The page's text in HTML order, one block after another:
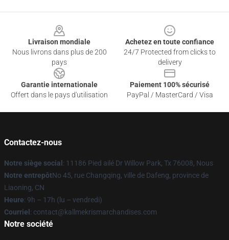
Livraison mondiale
Nous livrons dans plus de 200
pays
Achetez en toute confiance
24/7 Protected from clicks to
delivery
Garantie internationale
Offert dans le pays d'utilisation
Paiement 100% sécurisé
PayPal / MasterCard / Visa
Contactez-nous
Notre siège social : 11186 Pied ailé Dr Willow Park, Tx 76008, Nous
Notre entrepôtNo 45, rue Changqing, ville de Dafeng, province de
Liaoning, CN
Heure: 9h – 17h (lu – vendredi)
Courriel : contact@kallmekrismarchandises.com
Notre société